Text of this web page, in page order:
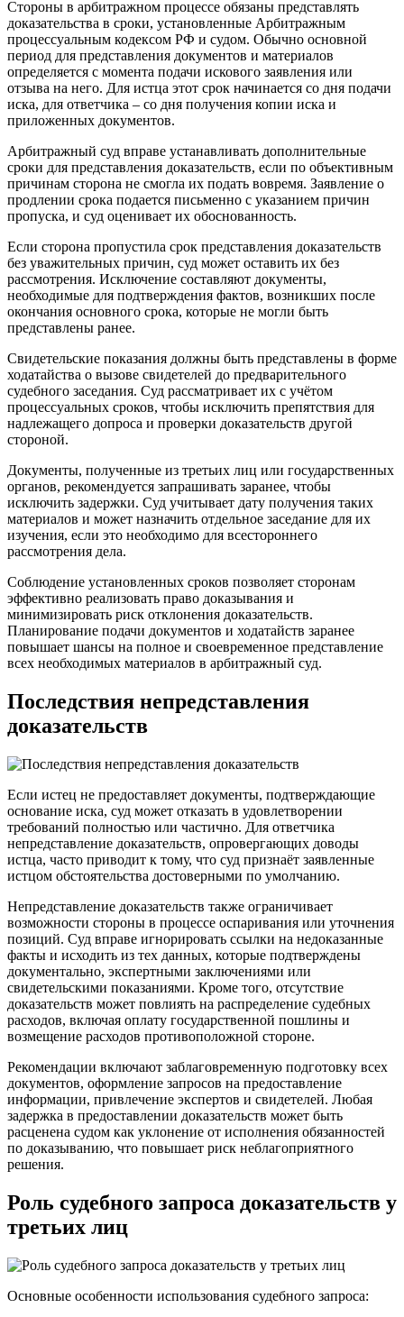
Стороны в арбитражном процессе обязаны представлять
доказательства в сроки, установленные Арбитражным
процессуальным кодексом РФ и судом. Обычно основной
период для представления документов и материалов
определяется с момента подачи искового заявления или
отзыва на него. Для истца этот срок начинается со дня подачи
иска, для ответчика – со дня получения копии иска и
приложенных документов.
Арбитражный суд вправе устанавливать дополнительные
сроки для представления доказательств, если по объективным
причинам сторона не смогла их подать вовремя. Заявление о
продлении срока подается письменно с указанием причин
пропуска, и суд оценивает их обоснованность.
Если сторона пропустила срок представления доказательств
без уважительных причин, суд может оставить их без
рассмотрения. Исключение составляют документы,
необходимые для подтверждения фактов, возникших после
окончания основного срока, которые не могли быть
представлены ранее.
Свидетельские показания должны быть представлены в форме
ходатайства о вызове свидетелей до предварительного
судебного заседания. Суд рассматривает их с учётом
процессуальных сроков, чтобы исключить препятствия для
надлежащего допроса и проверки доказательств другой
стороной.
Документы, полученные из третьих лиц или государственных
органов, рекомендуется запрашивать заранее, чтобы
исключить задержки. Суд учитывает дату получения таких
материалов и может назначить отдельное заседание для их
изучения, если это необходимо для всестороннего
рассмотрения дела.
Соблюдение установленных сроков позволяет сторонам
эффективно реализовать право доказывания и
минимизировать риск отклонения доказательств.
Планирование подачи документов и ходатайств заранее
повышает шансы на полное и своевременное представление
всех необходимых материалов в арбитражный суд.
Последствия непредставления
доказательств
Если истец не предоставляет документы, подтверждающие
основание иска, суд может отказать в удовлетворении
требований полностью или частично. Для ответчика
непредставление доказательств, опровергающих доводы
истца, часто приводит к тому, что суд признаёт заявленные
истцом обстоятельства достоверными по умолчанию.
Непредставление доказательств также ограничивает
возможности стороны в процессе оспаривания или уточнения
позиций. Суд вправе игнорировать ссылки на недоказанные
факты и исходить из тех данных, которые подтверждены
документально, экспертными заключениями или
свидетельскими показаниями. Кроме того, отсутствие
доказательств может повлиять на распределение судебных
расходов, включая оплату государственной пошлины и
возмещение расходов противоположной стороне.
Рекомендации включают заблаговременную подготовку всех
документов, оформление запросов на предоставление
информации, привлечение экспертов и свидетелей. Любая
задержка в предоставлении доказательств может быть
расценена судом как уклонение от исполнения обязанностей
по доказыванию, что повышает риск неблагоприятного
решения.
Роль судебного запроса доказательств у
третьих лиц
Основные особенности использования судебного запроса: